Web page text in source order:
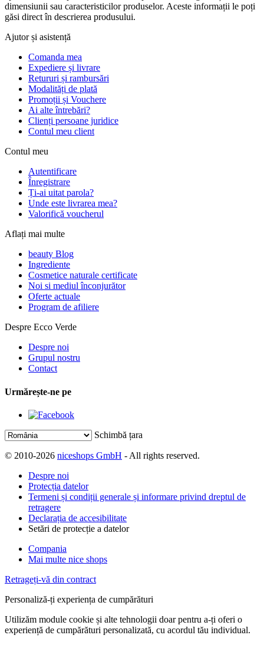
dimensiunii sau caracteristicilor produselor. Aceste informații le poți
găsi direct în descrierea produsului.
Ajutor și asistență
Comanda mea
Expediere și livrare
Retururi și rambursări
Modalități de plată
Promoții și Vouchere
Ai alte întrebări?
Clienți persoane juridice
Contul meu client
Contul meu
Autentificare
Înregistrare
Ți-ai uitat parola?
Unde este livrarea mea?
Valorifică voucherul
Aflați mai multe
beauty Blog
Ingrediente
Cosmetice naturale certificate
Noi si mediul înconjurător
Oferte actuale
Program de afiliere
Despre Ecco Verde
Despre noi
Grupul nostru
Contact
Urmărește-ne pe
Schimbă țara
© 2010-2026 niceshops GmbH - All rights reserved.
Despre noi
Protecția datelor
Termeni și condiții generale și informare privind dreptul de
retragere
Declarația de accesibilitate
Setări de protecție a datelor
Compania
Mai multe nice shops
Retrageți-vă din contract
Personaliză-ți experiența de cumpărături
Utilizăm module cookie și alte tehnologii doar pentru a-ți oferi o
experiență de cumpărături personalizată, cu acordul tău individual.